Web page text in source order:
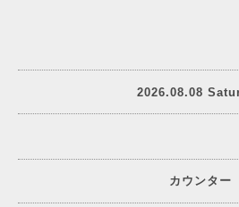
2026.08.08
カウンター